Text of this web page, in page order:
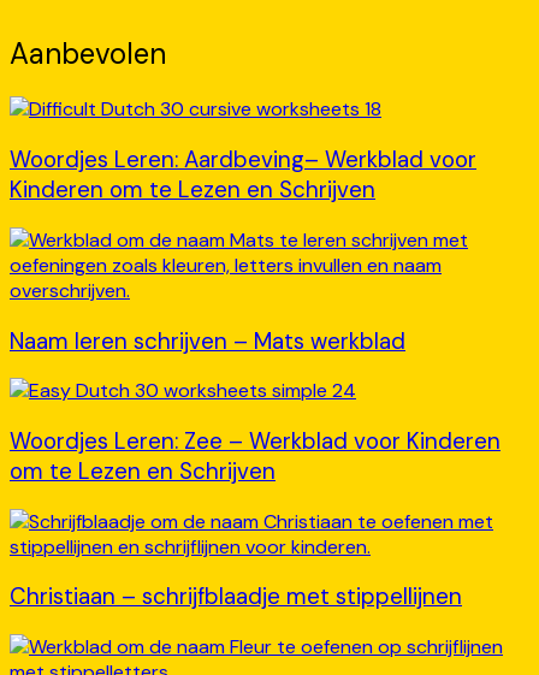
Aanbevolen
Woordjes Leren: Aardbeving– Werkblad voor
Kinderen om te Lezen en Schrijven
Naam leren schrijven – Mats werkblad
Woordjes Leren: Zee – Werkblad voor Kinderen
om te Lezen en Schrijven
Christiaan – schrijfblaadje met stippellijnen